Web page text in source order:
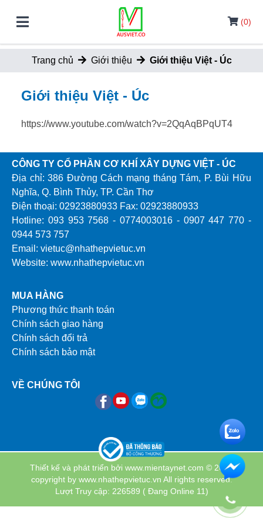
(0)
Trang chủ Giới thiệu Giới thiệu Việt - Úc
Giới thiệu Việt - Úc
https://www.youtube.com/watch?v=2QqAqBPqUT4
CÔNG TY CỔ PHẦN CƠ KHÍ XÂY DỰNG VIỆT - ÚC
Địa chỉ: 386 Đường Cách mạng tháng Tám, P. Bùi Hữu
Nghĩa, Q. Bình Thủy, TP. Cần Thơ
Điện thoại: 02923880933 Fax: 02923880933
Hotline: 093 953 7568 - 0774003016 - 0907 447 770 -
0944 573 757
Email: vietuc@nhathepvietuc.vn
Website: www.nhathepvietuc.vn
MUA HÀNG
Phương thức thanh toán
Chính sách giao hàng
Chính sách đổi trả
Chính sách bảo mật
VỀ CHÚNG TÔI
Thiết kế và phát triển bởi www.mientaynet.com © 2024
copyright by www.nhathepvietuc.vn All rights reserved.
Lượt Truy cập: 226589 ( Đang Online 11)